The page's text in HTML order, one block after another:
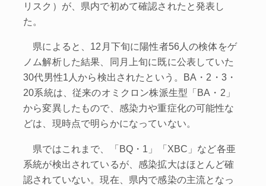
リスク）が、県内で初めて確認されたと発表し
た。
県によると、12月下旬に陽性者56人の検体をゲ
ノム解析した結果、同月上旬に既に公表していた
30代男性1人から検出されたという。BA・2・3・
20系統は、従来のオミクロン株派生型「BA・2」
から変異したもので、感染力や重症化の可能性な
どは、現時点で明らかになっていない。
県ではこれまで、「BQ・1」「XBC」など各亜
系統が検出されているが、感染拡大はほとんど確
認されていない。現在、県内で感染の主流となっ